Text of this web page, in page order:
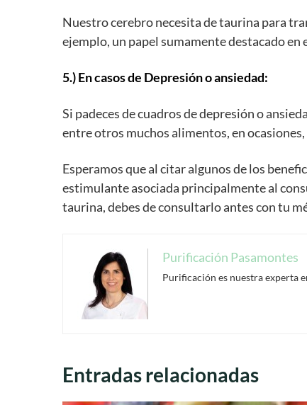
Nuestro cerebro necesita de taurina para
ejemplo, un papel sumamente destacado en
5.) En casos de Depresión o ansiedad:
Si padeces de cuadros de depresión o
entre otros muchos alimentos, en
Esperamos que al citar algunos de los
estimulante asociada principalmente al
taurina, debes de consultarlo antes con tu
Purificación Pasamontes
Purificación es nuestra experta
Entradas relacionadas